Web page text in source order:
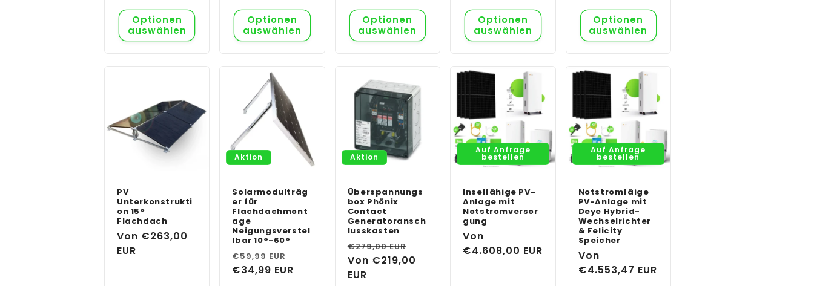
Optionen
auswählen
Optionen
auswählen
Optionen
auswählen
Optionen
auswählen
Optionen
auswählen
PV
Unterkonstrukti
on 15°
Flachdach
Normaler
Preis
Von €263,00
EUR
Aktion
Solarmodulträg
er für
Flachdachmont
age
Neigungsverstel
lbar 10°-60°
Normaler
Preis
€59,99 EUR
Verkaufspreis
€34,99 EUR
Aktion
Überspannungs
box Phönix
Contact
Generatoransch
lusskasten
Normaler
Preis
€279,00 EUR
Verkaufspreis
Von €219,00
EUR
Auf Anfrage
bestellen
Inselfähige PV-
Anlage mit
Notstromversor
gung
Normaler
Preis
Von
€4.608,00 EUR
Auf Anfrage
bestellen
Notstromfäige
PV-Anlage mit
Deye Hybrid-
Wechselrichter
& Felicity
Speicher
Normaler
Preis
Von
€4.553,47 EUR